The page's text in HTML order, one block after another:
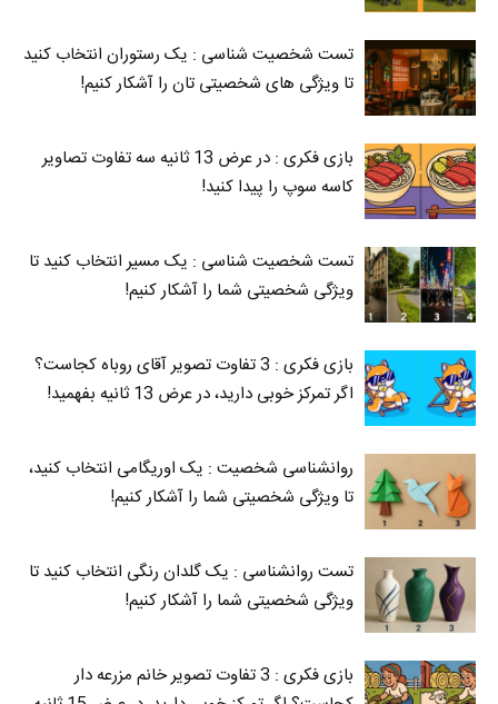
تست شخصیت شناسی : یک رستوران انتخاب کنید
تا ویژگی های شخصیتی تان را آشکار کنیم!
بازی فکری : در عرض 13 ثانیه سه تفاوت تصاویر
کاسه‌ سوپ را پیدا کنید!
تست شخصیت شناسی : یک مسیر انتخاب کنید تا
ویژگی شخصیتی شما را آشکار کنیم!
بازی فکری : 3 تفاوت تصویر آقای روباه کجاست؟
اگر تمرکز خوبی دارید، در عرض 13 ثانیه بفهمید!
روانشناسی شخصیت : یک اوریگامی انتخاب کنید،
تا ویژگی شخصیتی شما را آشکار کنیم!
تست روانشناسی : یک گلدان رنگی انتخاب کنید تا
ویژگی شخصیتی شما را آشکار کنیم!
بازی فکری : 3 تفاوت تصویر خانم مزرعه دار